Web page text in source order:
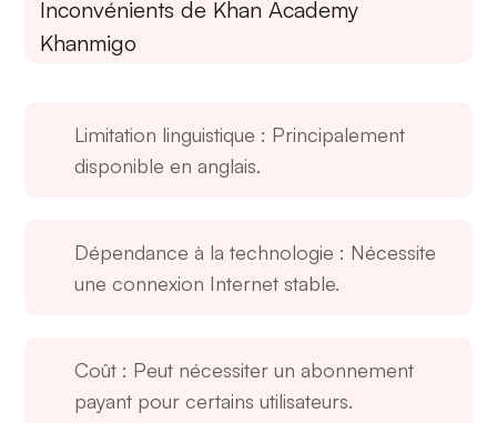
Inconvénients de Khan Academy
Khanmigo
Limitation linguistique : Principalement
disponible en anglais.
Dépendance à la technologie : Nécessite
une connexion Internet stable.
Coût : Peut nécessiter un abonnement
payant pour certains utilisateurs.